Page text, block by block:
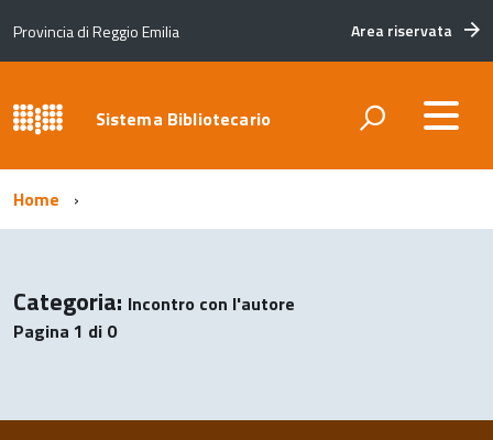
Provincia di Reggio Emilia Area riservata
Sistema Bibliotecario
Home
Categoria: Incontro con l'autore
Pagina 1 di 0